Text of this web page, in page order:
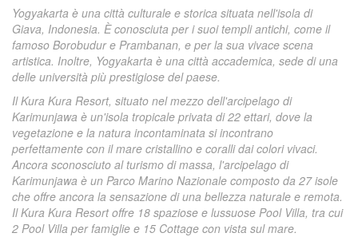
Yogyakarta è una città culturale e storica situata nell'isola di
Giava, Indonesia. È conosciuta per i suoi templi antichi, come il
famoso Borobudur e Prambanan, e per la sua vivace scena
artistica. Inoltre, Yogyakarta è una città accademica, sede di una
delle università più prestigiose del paese.
Il Kura Kura Resort, situato nel mezzo dell'arcipelago di
Karimunjawa è un'isola tropicale privata di 22 ettari, dove la
vegetazione e la natura incontaminata si incontrano
perfettamente con il mare cristallino e coralli dai colori vivaci.
Ancora sconosciuto al turismo di massa, l'arcipelago di
Karimunjawa è un Parco Marino Nazionale composto da 27 isole
che offre ancora la sensazione di una bellezza naturale e remota.
Il Kura Kura Resort offre 18 spaziose e lussuose Pool Villa, tra cui
2 Pool Villa per famiglie e 15 Cottage con vista sul mare.